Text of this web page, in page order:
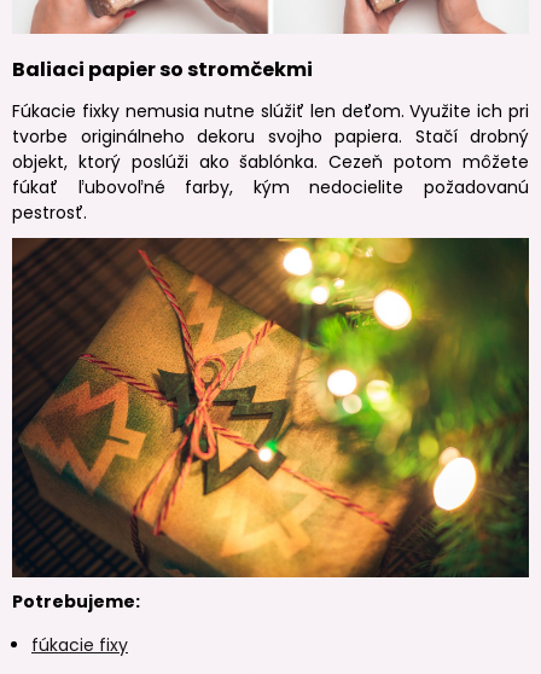
Baliaci papier so stromčekmi
Fúkacie fixky nemusia nutne slúžiť len deťom. Využite ich pri
tvorbe originálneho dekoru svojho papiera. Stačí drobný
objekt, ktorý poslúži ako šablónka. Cezeň potom môžete
fúkať ľubovoľné farby, kým nedocielite požadovanú
pestrosť.
Potrebujeme:
fúkacie fixy